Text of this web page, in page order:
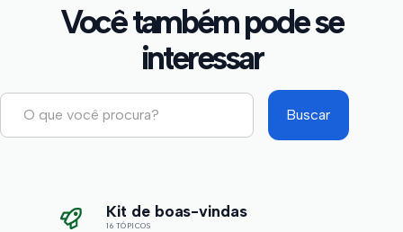
Você também pode se
interessar
Kit de boas-vindas
16 TÓPICOS